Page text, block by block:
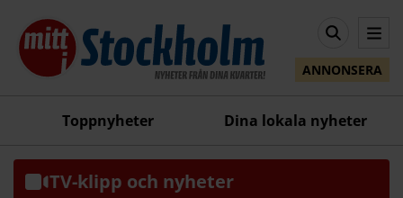
ANNONSERA
Toppnyheter Dina lokala nyheter
TV-klipp och nyheter